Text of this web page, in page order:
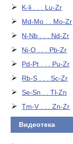
K-li . . . Lu-Zr
Md-Mo . . Mo-Zr
N-Nb . . . Nd-Zr
Ni-O . . . Pb-Zr
Pd-Pt . . . Pu-Zr
Rb-S . . . Sc-Zr
Se-Sn . . Tl-Zn
Tm-V . . . Zn-Zr
Видеотека